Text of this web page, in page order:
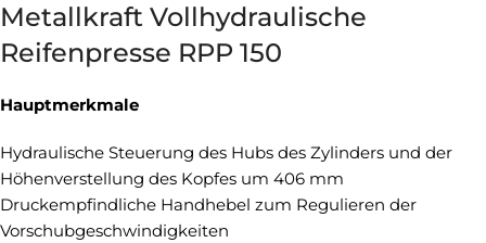
Metallkraft Vollhydraulische
Reifenpresse RPP 150
Hauptmerkmale
Hydraulische Steuerung des Hubs des Zylinders und der
Höhenverstellung des Kopfes um 406 mm
Druckempfindliche Handhebel zum Regulieren der
Vorschubgeschwindigkeiten